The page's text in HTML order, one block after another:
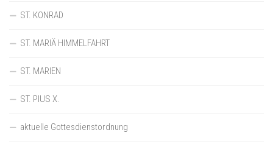
ST. KONRAD
ST. MARIÄ HIMMELFAHRT
ST. MARIEN
ST. PIUS X.
aktuelle Gottesdienstordnung